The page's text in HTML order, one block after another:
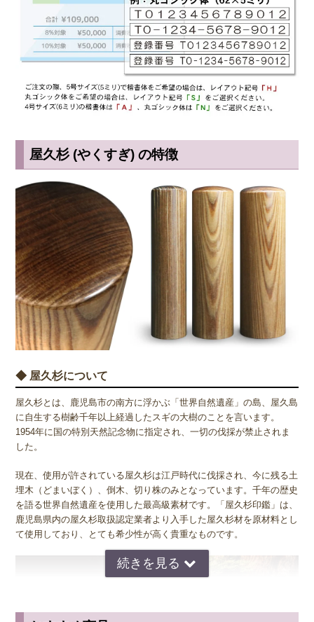
屋久杉 (やくすぎ) の特徴
◆ 屋久杉について
屋久杉とは、鹿児島市の南方に浮かぶ「世界自然遺産」の島、屋久島
に自生する樹齢千年以上経過したスギの大樹のことを言います。
1954年に国の特別天然記念物に指定され、一切の伐採が禁止されま
した。
現在、使用が許されている屋久杉は江戸時代に伐採され、今に残る土
埋木（どまいぼく）、倒木、切り株のみとなっています。千年の歴史
を語る世界自然遺産を使用した最高級素材です。「屋久杉印鑑」は、
鹿児島県内の屋久杉取扱認定業者より入手した屋久杉材を原材料とし
て使用しており、とても希少性が高く貴重なものです。